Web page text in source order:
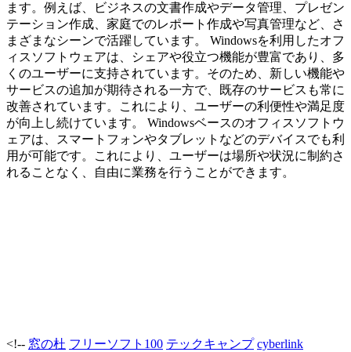
ます。例えば、ビジネスの文書作成やデータ管理、プレゼン
テーション作成、家庭でのレポート作成や写真管理など、さ
まざまなシーンで活躍しています。 Windowsを利用したオフ
ィスソフトウェアは、シェアや役立つ機能が豊富であり、多
くのユーザーに支持されています。そのため、新しい機能や
サービスの追加が期待される一方で、既存のサービスも常に
改善されています。これにより、ユーザーの利便性や満足度
が向上し続けています。 Windowsベースのオフィスソフトウ
ェアは、スマートフォンやタブレットなどのデバイスでも利
用が可能です。これにより、ユーザーは場所や状況に制約さ
れることなく、自由に業務を行うことができます。
<!-- 窓の杜 フリーソフト100 テックキャンプ cyberlink